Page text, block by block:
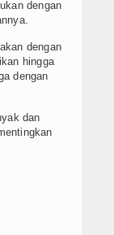
dengan
dengan
hingga
dengan
dan